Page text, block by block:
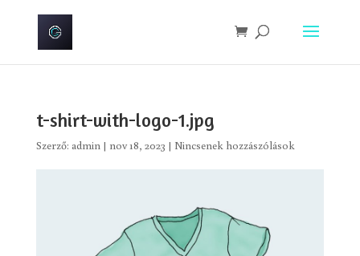
t-shirt-with-logo-1.jpg
Szerző: admin| nov 18, 2023 | Nincsenek hozzászólások